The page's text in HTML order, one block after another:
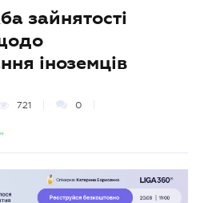
зайнятості
іноземців
721 0